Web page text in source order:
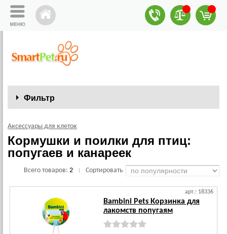
Фильтр
Аксессуары для клеток
Кормушки и поилки для птиц:
попугаев и канареек
Всего товаров: 2 Сортировать
арт.: 18336
Bambini Pets Корзинка для
лакомств попугаям